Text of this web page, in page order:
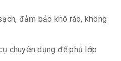
đảm bảo khô ráo, không
chuyên dụng để phủ lớp